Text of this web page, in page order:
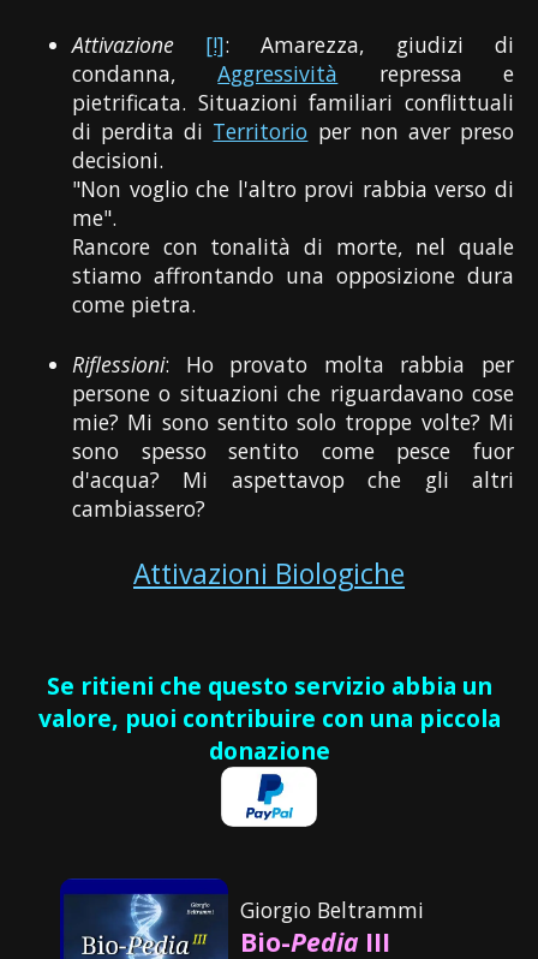
Attivazione [!]: Amarezza, giudizi di
condanna,Aggressività repressa e
pietrificata. Situazioni familiari conflittuali
di perdita di Territorio per non aver preso
decisioni.
"Non voglio che l'altro provi rabbia verso di
me".
Rancore con tonalità di morte, nel quale
stiamo affrontando una opposizione dura
come pietra.
Riflessioni: Ho provato molta rabbia per
persone o situazioni che riguardavano cose
mie? Mi sono sentito solo troppe volte? Mi
sono spesso sentito come pesce fuor
d'acqua? Mi aspettavop che gli altri
cambiassero?
Attivazioni Biologiche
Se ritieni che questo servizio abbia un
valore, puoi contribuire con una piccola
donazione
Giorgio Beltrammi
Bio-Pedia III